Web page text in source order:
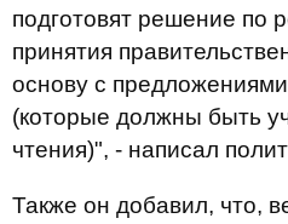
подготовят решение по
принятия
основу с
(которые должны быть
чтения)", - написал
Также он добавил, что,